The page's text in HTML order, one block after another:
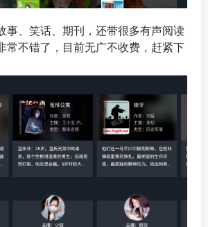
事、笑话、期刊，还带很多有声阅读
常不错了，目前无广不收费，赶紧下